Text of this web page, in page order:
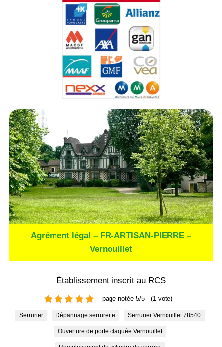
Agrément légal – FR-ARTISAN-PIERRE –
Vernouillet
Établissement inscrit au RCS
page notée 5/5 - (1 vote)
Serrurier Dépannage serrurerie Serrurier Vernouillet 78540
Ouverture de porte claquée Vernouillet